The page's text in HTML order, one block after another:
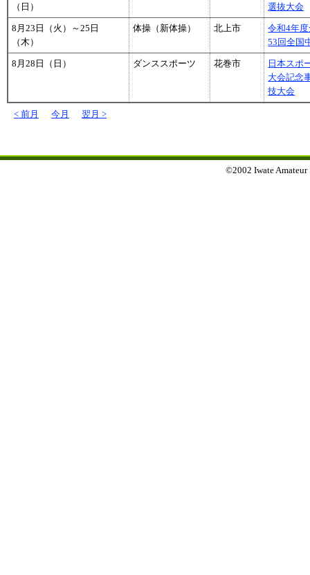
（日）
選抜大会
8月23日（火）～25日
（木）
体操（新体操） 北上市
令和4年
53回全国
8月28日（日） ダンススポーツ 花巻市
日本スポ
大会記念
技大会
< 前月 今月 翌月 >
©2002 Iwate Amateur